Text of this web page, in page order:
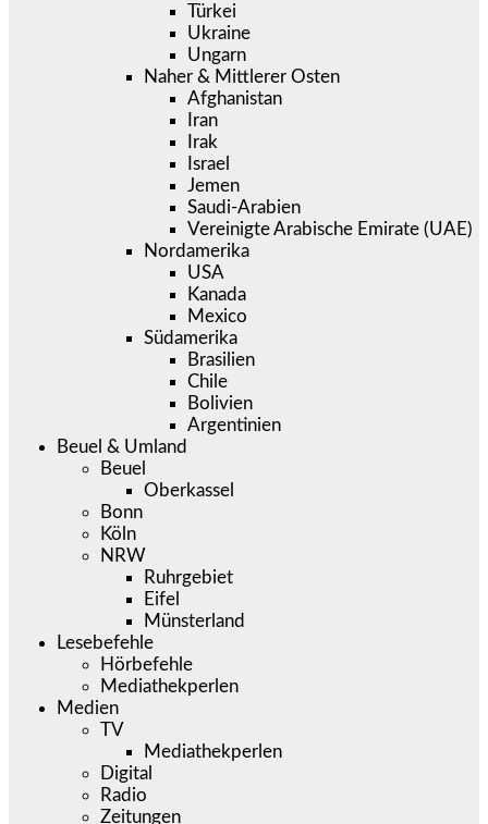
Türkei
Ukraine
Ungarn
Naher & Mittlerer Osten
Afghanistan
Iran
Irak
Israel
Jemen
Saudi-Arabien
Vereinigte Arabische Emirate (UAE)
Nordamerika
USA
Kanada
Mexico
Südamerika
Brasilien
Chile
Bolivien
Argentinien
Beuel & Umland
Beuel
Oberkassel
Bonn
Köln
NRW
Ruhrgebiet
Eifel
Münsterland
Lesebefehle
Hörbefehle
Mediathekperlen
Medien
TV
Mediathekperlen
Digital
Radio
Zeitungen